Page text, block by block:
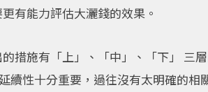
有能力評估大灑錢的效果。
施有「上」、「中」、「下」 三層
性十分重要，過往沒有太明確的相